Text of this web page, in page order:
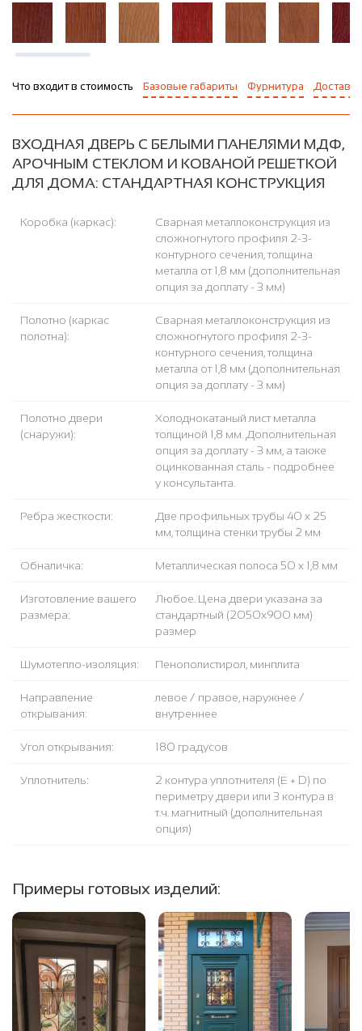
Что входит в стоимость Базовые габариты Фурнитура Доставка
ВХОДНАЯ ДВЕРЬ С БЕЛЫМИ ПАНЕЛЯМИ МДФ,
АРОЧНЫМ СТЕКЛОМ И КОВАНОЙ РЕШЕТКОЙ
ДЛЯ ДОМА: СТАНДАРТНАЯ КОНСТРУКЦИЯ
Коробка (каркас):
Сварная металлоконструкция из
сложногнутого профиля 2-3-
контурного сечения, толщина
металла от 1,8 мм (дополнительная
опция за доплату - 3 мм)
Полотно (каркас
полотна):
Сварная металлоконструкция из
сложногнутого профиля 2-3-
контурного сечения, толщина
металла от 1,8 мм (дополнительная
опция за доплату - 3 мм)
Полотно двери
(снаружи):
Холоднокатаный лист металла
толщиной 1,8 мм. Дополнительная
опция за доплату - 3 мм, а также
оцинкованная сталь - подробнее
у консультанта.
Ребра жесткости:
Две профильных трубы 40 х 25
мм, толщина стенки трубы 2 мм
Обналичка: Металлическая полоса 50 х 1,8 мм
Изготовление вашего
размера:
Любое. Цена двери указана за
стандартный (2050x900 мм)
размер
Шумотепло-изоляция: Пенополистирол, минплита
Направление
открывания:
левое / правое, наружнее /
внутреннее
Угол открывания: 180 градусов
Уплотнитель:
2 контура уплотнителя (Е + D) по
периметру двери или 3 контура в
т.ч. магнитный (дополнительная
опция)
Примеры готовых изделий: